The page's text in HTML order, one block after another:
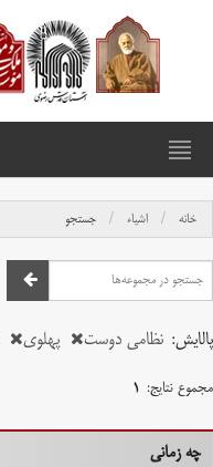
خانه اشیاء جستجو
پالایش: نظامی دوست پهلوی
مجموع نتایج: ۱
چه زمانی